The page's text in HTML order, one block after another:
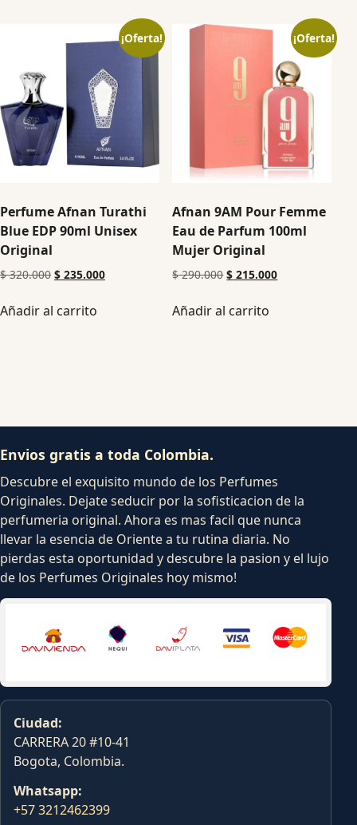
¡Oferta!
Perfume Afnan Turathi
Blue EDP 90ml Unisex
Original
$320.000 $ 235.000
Añadir al carrito
¡Oferta!
Afnan 9AM Pour Femme
Eau de Parfum 100ml
Mujer Original
$290.000 $ 215.000
Añadir al carrito
Envios gratis a toda Colombia.
Descubre el exquisito mundo de los Perfumes
Originales. Dejate seducir por la sofisticacion de la
perfumeria original. Ahora es mas facil que nunca
llevar la esencia de Oriente a tu rutina diaria. No
pierdas esta oportunidad y descubre la pasion y el lujo
de los Perfumes Originales hoy mismo!
Ciudad:
CARRERA 20 #10-41
Bogota, Colombia.
Whatsapp:
+57 3212462399